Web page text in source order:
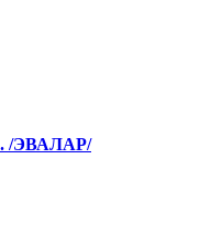
/ЭВАЛАР/